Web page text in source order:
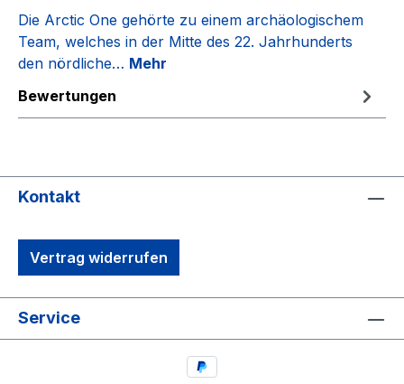
Die Arctic One gehörte zu einem archäologischem
Team, welches in der Mitte des 22. Jahrhunderts
den nördliche… Mehr
Bewertungen
Kontakt
Vertrag widerrufen
Service